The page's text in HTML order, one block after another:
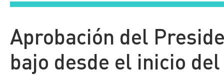
Señal 2
Tendencias
Contenido Patrocinado
Aprobación del
bajo desde el inicio